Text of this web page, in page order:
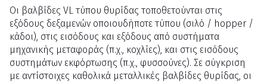
Οι βαλβίδες VL τύπου θυρίδας τοποθετούνται στις
εξόδους δεξαμενών οποιουδήποτε τύπου (σιλό / hopper /
κάδοι), στις εισόδους και εξόδους από συστήματα
μηχανικής μεταφοράς (π.χ., κοχλίες), και στις εισόδους
συστημάτων εκφόρτωσης (π.χ., φυσσούνες). Σε σύγκριση
με αντίστοιχες καθολικά μεταλλικές βαλβίδες θυρίδας, οι